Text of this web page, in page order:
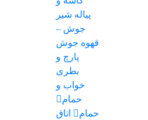
پیاله شیر
جوش –
قهوه جوش
پارچ و
بطری
خواب و
حمام
حمام
اتاق